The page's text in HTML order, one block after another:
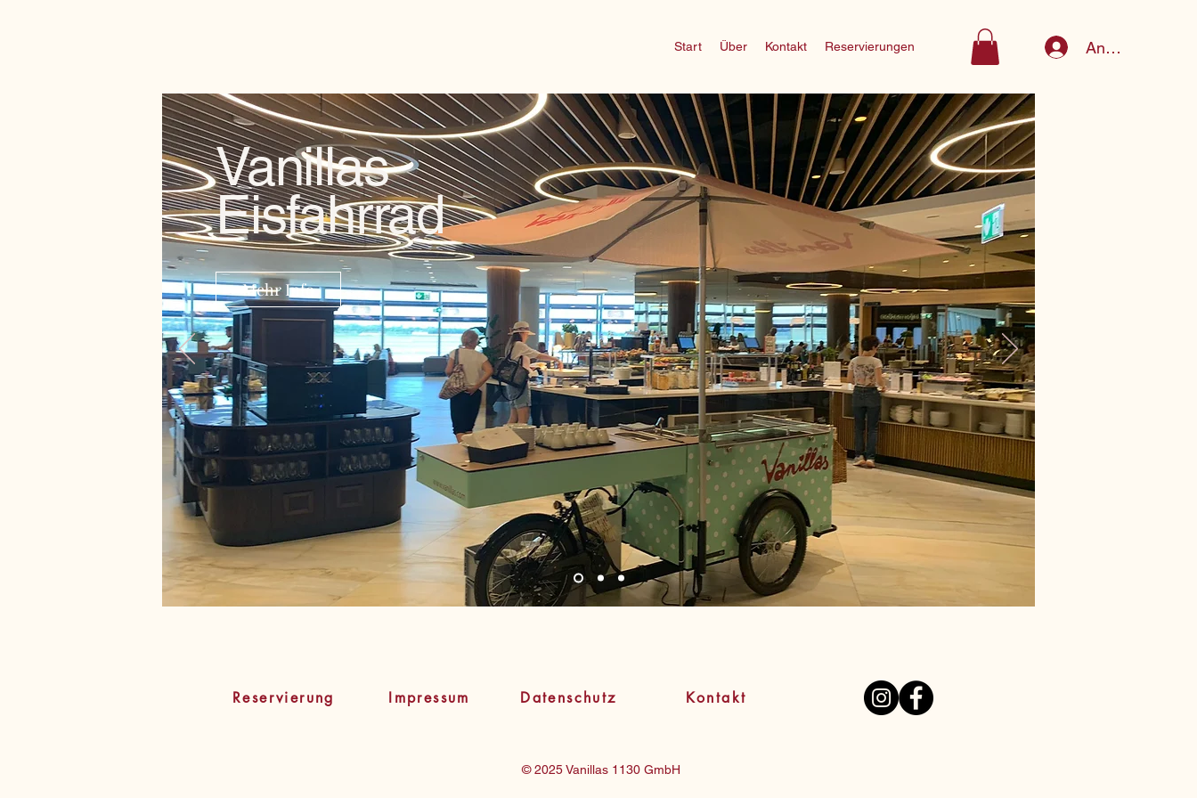
Start Über Kontakt Reservierungen Anmelden
Hier kommen in Kürze hoffentlich
schöne Fotos vom Vanillas und
von unserem Schanigarten
Vanillas
Eisfahrrad
Mehr Info
Reservierung Impressum Datenschutz Kontakt
© 2025 Vanillas 1130 GmbH